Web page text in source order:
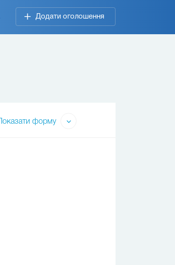
Додати оголошення
Показати форму